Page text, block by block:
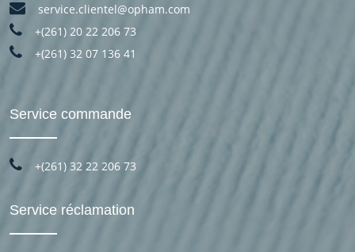
service.clientel@opham.com
+(261) 20 22 206 73
+(261) 32 07 136 41
Service commande
+(261) 32 22 206 73
Service réclamation